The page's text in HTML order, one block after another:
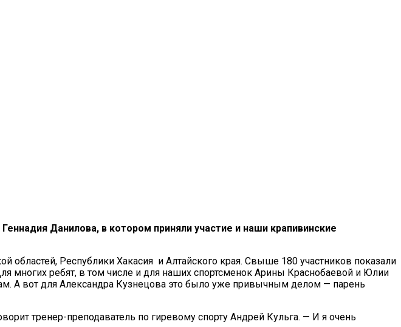
Данилова, в котором приняли участие и наши крапивинские
областей, Республики Хакасия и Алтайского края. Свыше 180 участников показали
ребят, в том числе и для наших спортсменок Арины Краснобаевой и Юлии
А вот для Александра Кузнецова это было уже привычным делом — парень
тренер-преподаватель по гиревому спорту Андрей Кульга. — И я очень